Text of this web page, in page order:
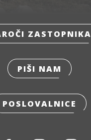
ZASTOPNIKA
PIŠI NAM
POSLOVALNICE